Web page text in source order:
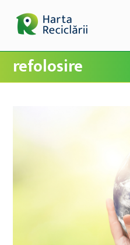
refolosire